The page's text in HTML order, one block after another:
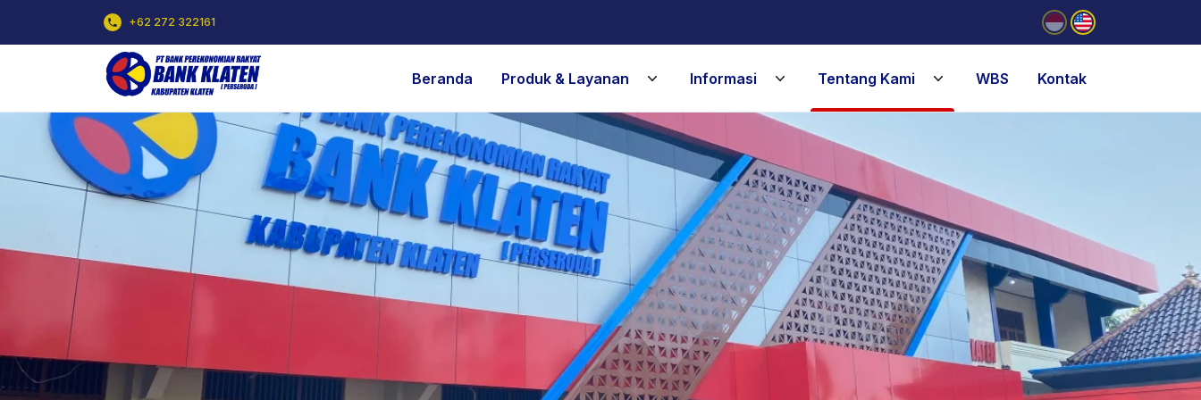
+62 272 322161
Beranda Produk & Layanan Informasi Tentang Kami WBS Kontak